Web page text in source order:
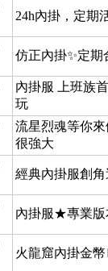
24h內掛，定期
仿正內掛✨定期
內掛服 上班族
玩
流星烈魂等你
很強大
經典內掛服創
內掛服★專業
火龍窟內掛金